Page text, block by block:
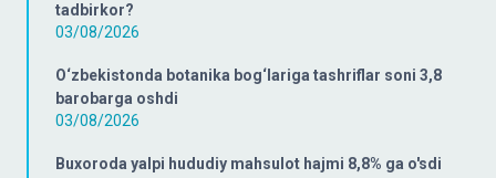
tadbirkor?
03/08/2026
O‘zbekistonda botanika bog‘lariga tashriflar soni 3,8
barobarga oshdi
03/08/2026
Buxoroda yalpi hududiy mahsulot hajmi 8,8% ga o'sdi